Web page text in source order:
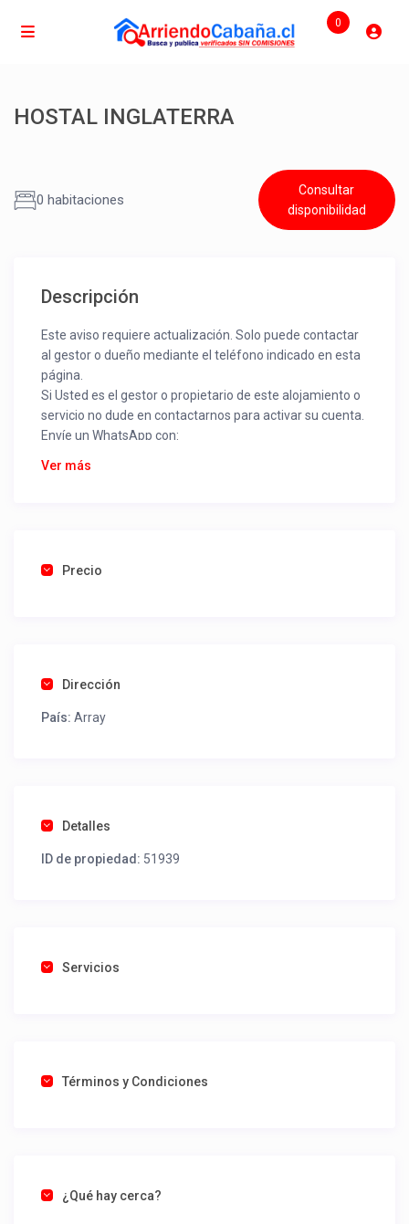
0
HOSTAL INGLATERRA
0 habitaciones
Consultar
disponibilidad
Descripción
Este aviso requiere actualización. Solo puede contactar
al gestor o dueño mediante el teléfono indicado en esta
página.
Si Usted es el gestor o propietario de este alojamiento o
servicio no dude en contactarnos para activar su cuenta.
Envíe un WhatsApp con:
Nombre alojamiento o servicio
Una foto de cuenta de luz o agua o gas que acredite
como un profesional sin COMISIONES ni ESTAFAS.
Tel contacto propiedad:
Ver más
Precio
Dirección
País: Array
Detalles
ID de propiedad: 51939
Servicios
Términos y Condiciones
¿Qué hay cerca?